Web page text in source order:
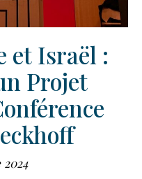
et Israël :
Projet